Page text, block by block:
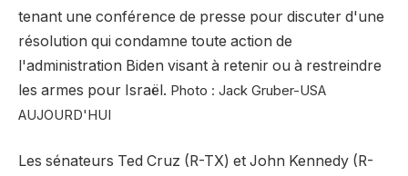
tenant une conférence de presse pour discuter d'une
résolution qui condamne toute action de
l'administration Biden visant à retenir ou à restreindre
les armes pour Israël. Photo : Jack Gruber-USA
AUJOURD'HUI
Les sénateurs Ted Cruz (R-TX) et John Kennedy (R-